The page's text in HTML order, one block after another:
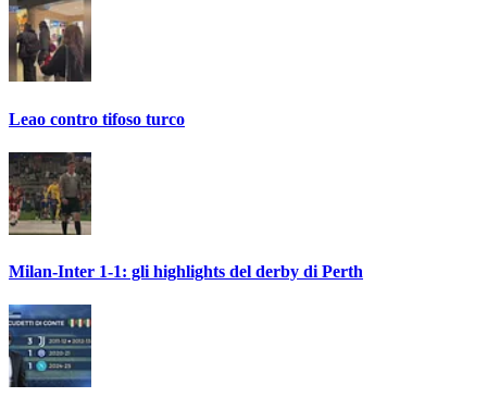
Leao contro tifoso turco
Milan-Inter 1-1: gli highlights del derby di Perth